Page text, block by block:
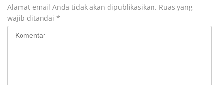
Alamat email Anda tidak akan dipublikasikan. Ruas yang
wajib ditandai *